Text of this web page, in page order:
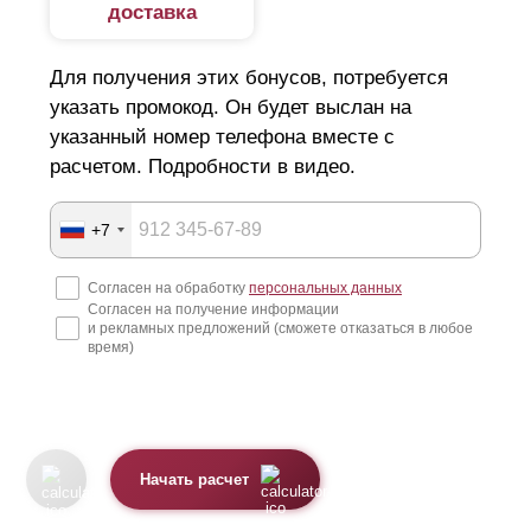
доставка
Для получения этих бонусов, потребуется
указать промокод. Он будет выслан на
указанный номер телефона вместе с
расчетом. Подробности в видео.
+7
Согласен на обработку персональных данных
Согласен на получение информации
и рекламных предложений (сможете отказаться в любое
время)
Начать расчет